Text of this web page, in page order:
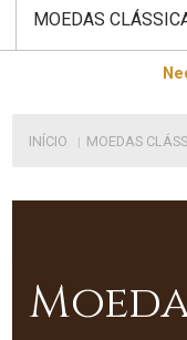
MOEDAS
INÍCIO MOEDAS